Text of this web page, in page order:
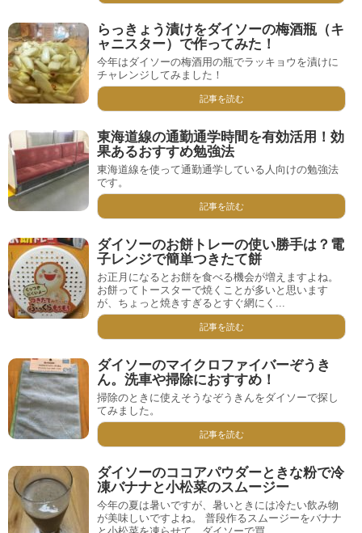
らっきょう漬けをダイソーの梅酒瓶（キ
ャニスター）で作ってみた！
今年はダイソーの梅酒用の瓶でラッキョウを漬けに
チャレンジしてみました！
記事を読む
東海道線の通勤通学時間を有効活用！効
果あるおすすめ勉強法
東海道線を使って通勤通学している人向けの勉強法
です。
記事を読む
ダイソーのお餅トレーの使い勝手は？電
子レンジで簡単つきたて餅
お正月になるとお餅を食べる機会が増えますよね。
お餅ってトースターで焼くことが多いと思います
が、ちょっと焼きすぎるとすぐ網にく...
記事を読む
ダイソーのマイクロファイバーぞうき
ん。洗車や掃除におすすめ！
掃除のときに使えそうなぞうきんをダイソーで探し
てみました。
記事を読む
ダイソーのココアパウダーときな粉で冷
凍バナナと小松菜のスムージー
今年の夏は暑いですが、暑いときには冷たい飲み物
が美味しいですよね。 普段作るスムージーをバナナ